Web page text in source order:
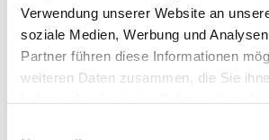
Verwendung unserer Website an
soziale Medien, Werbung und
Partner führen diese Informationen
weiteren Daten zusammen, die Sie
Wir freuen uns auf viele Stimmen – und
hörbar macht, was euch wichtig ist.
Fragen oder Interesse? Melde dich bei:
Maria, E-Mail: jugend.wild@ekir.de